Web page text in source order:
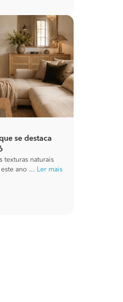
se destaca
texturas naturais
ano ... Ler mais